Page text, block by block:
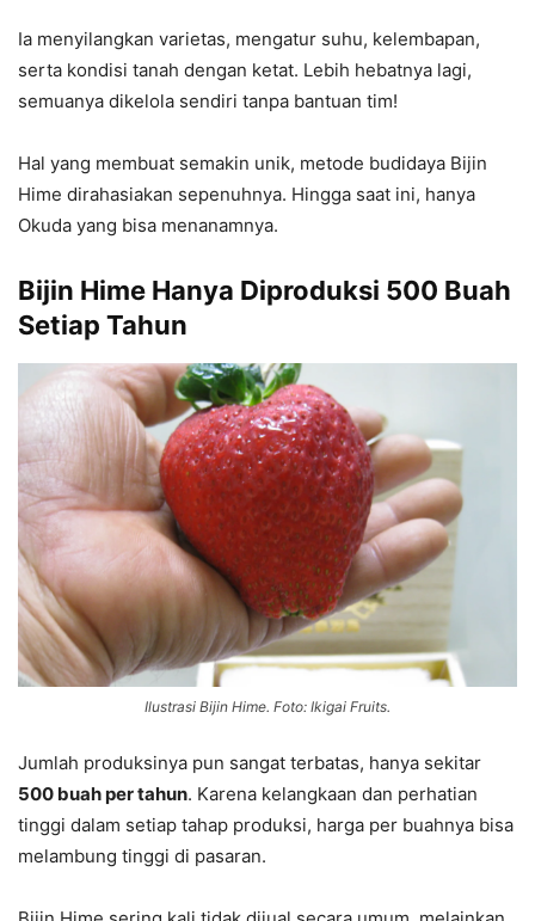
Ia menyilangkan varietas, mengatur suhu, kelembapan,
serta kondisi tanah dengan ketat. Lebih hebatnya lagi,
semuanya dikelola sendiri tanpa bantuan tim!
Hal yang membuat semakin unik, metode budidaya Bijin
Hime dirahasiakan sepenuhnya. Hingga saat ini, hanya
Okuda yang bisa menanamnya.
Bijin Hime Hanya Diproduksi 500 Buah
Setiap Tahun
Ilustrasi Bijin Hime. Foto: Ikigai Fruits.
Jumlah produksinya pun sangat terbatas, hanya sekitar
500 buah per tahun. Karena kelangkaan dan perhatian
tinggi dalam setiap tahap produksi, harga per buahnya bisa
melambung tinggi di pasaran.